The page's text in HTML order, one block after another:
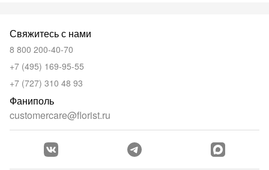
Свяжитесь с нами
8 800 200-40-70
+7 (495) 169-95-55
+7 (727) 310 48 93
Фаниполь
customercare@florist.ru